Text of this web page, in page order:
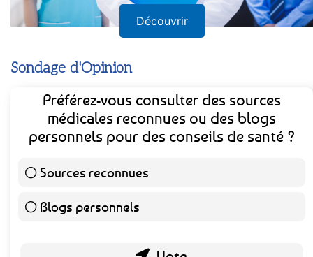
Découvrir
Sondage d'Opinion
Préférez-vous consulter des sources
médicales reconnues ou des blogs
personnels pour des conseils de santé ?
Sources reconnues
Blogs personnels